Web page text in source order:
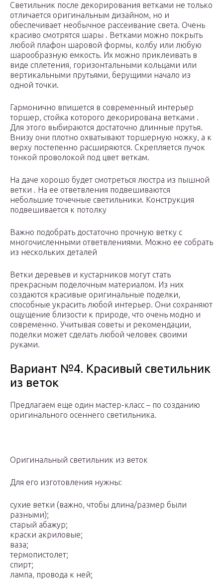
Светильник после декорирования ветками не только
отличается оригинальным дизайном, но и
обеспечивает необычное рассеивание света. Очень
красиво смотрятся шары . Ветками можно покрыть
любой плафон шаровой формы, колбу или любую
шарообразную емкость. Их можно приклеивать в
виде сплетения, горизонтальными кольцами или
вертикальными прутьями, берущими начало из
одной точки.
Гармонично впишется в современный интерьер
торшер, стойка которого декорирована ветками .
Для этого выбираются достаточно длинные прутья.
Внизу они плотно охватывают торшерную ножку, а к
верху постепенно расширяются. Скрепляется пучок
тонкой проволокой под цвет веткам.
На даче хорошо будет смотреться люстра из пышной
ветки . На ее ответвления подвешиваются
небольшие точечные светильники. Конструкция
подвешивается к потолку
Важно подобрать достаточно прочную ветку с
многочисленными ответвлениями. Можно ее собрать
из нескольких деталей
Ветки деревьев и кустарников могут стать
прекрасным поделочным материалом. Из них
создаются красивые оригинальные поделки,
способные украсить любой интерьер. Они сохраняют
ощущение близости к природе, что очень модно и
современно. Учитывая советы и рекомендации,
поделки может сделать любой человек своими
руками.
Вариант №4. Красивый светильник
из веток
Предлагаем еще один мастер-класс – по созданию
оригинального осеннего светильника.
Оригинальный светильник из веток
Для его изготовления нужны:
сухие ветки (важно, чтобы длина/размер были
разными);
старый абажур;
краски акриловые;
ваза;
термопистолет;
спирт;
лампа, провода к ней;